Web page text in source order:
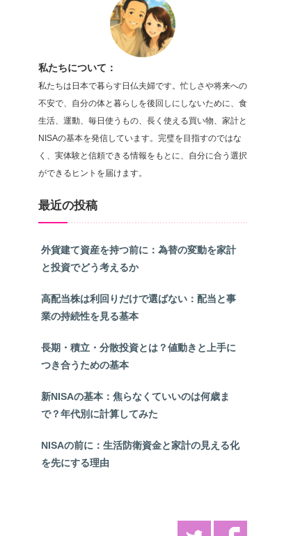
私たちについて：
私たちは日本で暮らす日仏夫婦です。忙しさや将来への
不安で、自分の体と暮らしを後回しにしないために、食
生活、運動、毎日使うもの、長く使える買い物、家計と
NISAの基本を発信しています。完璧を目指すのではな
く、実体験と信頼できる情報をもとに、自分に合う選択
ができるヒントを届けます。
最近の投稿
外貨建て資産を持つ前に：為替の変動を家計
と投資でどう考えるか
高配当株は利回りだけで選ばない：配当と事
業の持続性を見る基本
長期・積立・分散投資とは？値動きと上手に
つき合うための基本
新NISAの基本：焦らなくていいのは何歳ま
で？年代別に計算してみた
NISAの前に：生活防衛資金と家計の見える化
を先にする理由